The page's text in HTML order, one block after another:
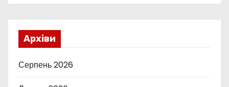
Архіви
Серпень 2026